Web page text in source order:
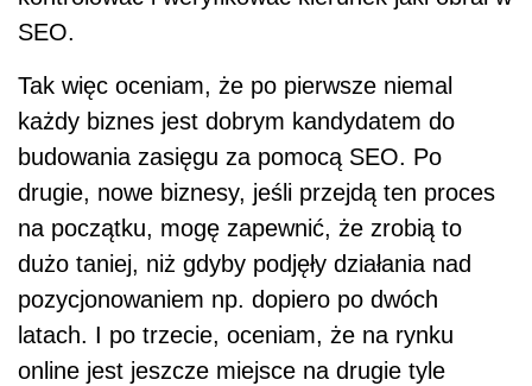
SEO.
Tak więc oceniam, że po pierwsze niemal
każdy biznes jest dobrym kandydatem do
budowania zasięgu za pomocą SEO. Po
drugie, nowe biznesy, jeśli przejdą ten proces
na początku, mogę zapewnić, że zrobią to
dużo taniej, niż gdyby podjęły działania nad
pozycjonowaniem np. dopiero po dwóch
latach. I po trzecie, oceniam, że na rynku
online jest jeszcze miejsce na drugie tyle